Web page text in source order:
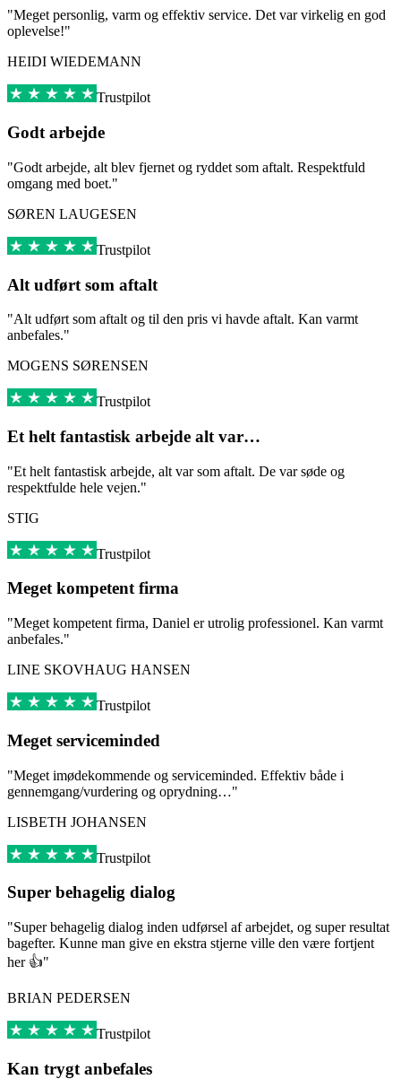
"Meget personlig, varm og effektiv service. Det var virkelig en god
oplevelse!"
HEIDI WIEDEMANN
Trustpilot
Godt arbejde
"Godt arbejde, alt blev fjernet og ryddet som aftalt. Respektfuld
omgang med boet."
SØREN LAUGESEN
Trustpilot
Alt udført som aftalt
"Alt udført som aftalt og til den pris vi havde aftalt. Kan varmt
anbefales."
MOGENS SØRENSEN
Trustpilot
Et helt fantastisk arbejde alt var…
"Et helt fantastisk arbejde, alt var som aftalt. De var søde og
respektfulde hele vejen."
STIG
Trustpilot
Meget kompetent firma
"Meget kompetent firma, Daniel er utrolig professionel. Kan varmt
anbefales."
LINE SKOVHAUG HANSEN
Trustpilot
Meget serviceminded
"Meget imødekommende og serviceminded. Effektiv både i
gennemgang/vurdering og oprydning…"
LISBETH JOHANSEN
Trustpilot
Super behagelig dialog
"Super behagelig dialog inden udførsel af arbejdet, og super resultat
bagefter. Kunne man give en ekstra stjerne ville den være fortjent
her 👍"
BRIAN PEDERSEN
Trustpilot
Kan trygt anbefales